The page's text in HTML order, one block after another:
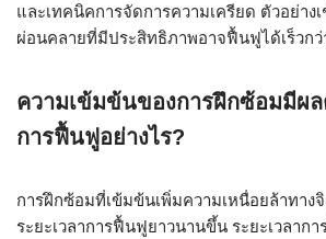
และเทคนิคการจัดการความเครียด ตัวอย่าง
ผ่อนคลายที่มีประสิทธิภาพอาจฟื้นฟูได้เร็วกว่
ความเข้มข้นของการฝึกซ้อมมีผล
การฟื้นฟูอย่างไร?
การฝึกซ้อมที่เข้มข้นเพิ่มความเหนื่อยล้าทาง
ระยะเวลาการฟื้นฟูยาวนานขึ้น ระยะเวลาก